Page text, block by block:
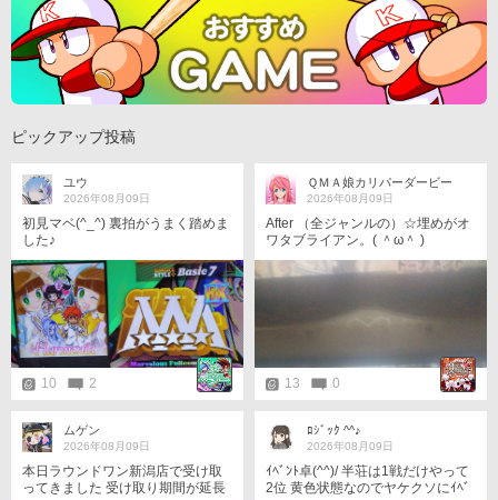
ピックアップ投稿
ユウ
2026年08月09日
初見マベ(^_^) 裏拍がうまく踏めま
した♪
10 2
ＱＭＡ娘カリパーダービー
2026年08月09日
After （全ジャンルの）☆埋めがオ
ワタブライアン。( ＾ω＾ )
13 0
ムゲン
2026年08月09日
本日ラウンドワン新潟店で受け取
ってきました 受け取り期間が延長
ﾛｼﾞｯｸ ^^♪
2026年08月09日
ｲﾍﾞﾝﾄ卓(^^)/ 半荘は1戦だけやって
2位 黄色状態なのでヤケクソにｲﾍﾞ